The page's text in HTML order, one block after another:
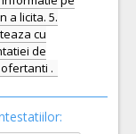
a licita. 5.
cu
de
.